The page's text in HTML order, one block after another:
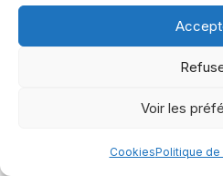
Voir les
CookiesPolitique